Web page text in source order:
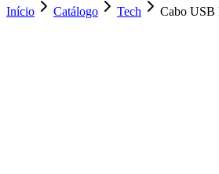
Início Catálogo Tech Cabo USB